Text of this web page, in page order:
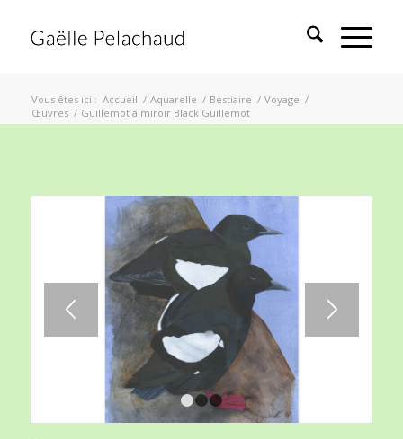
Vous êtes ici : Accueil / Aquarelle / Bestiaire / Voyage /
Œuvres / Guillemot à miroir Black Guillemot
1 2